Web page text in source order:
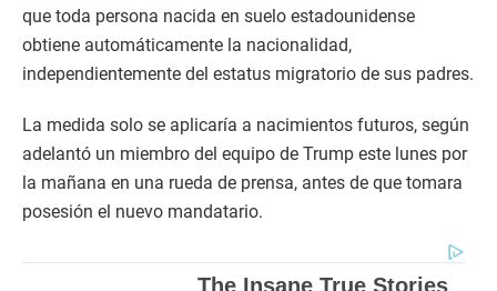
que toda persona nacida en suelo estadounidense
obtiene automáticamente la nacionalidad,
independientemente del estatus migratorio de sus padres.
La medida solo se aplicaría a nacimientos futuros, según
adelantó un miembro del equipo de Trump este lunes por
la mañana en una rueda de prensa, antes de que tomara
posesión el nuevo mandatario.